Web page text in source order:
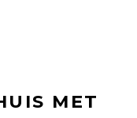
MET